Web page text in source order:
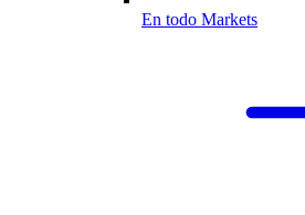
En todo Markets